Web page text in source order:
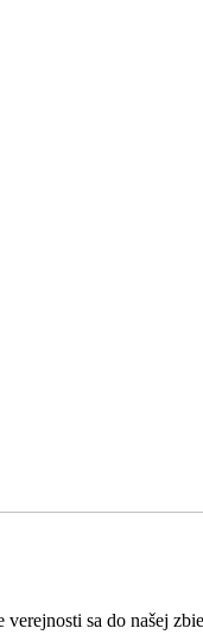
sa do našej